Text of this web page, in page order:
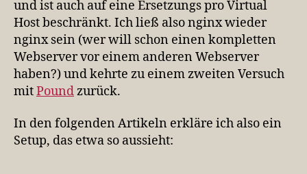
und ist auch auf eine Ersetzungs pro Virtual
Host beschränkt. Ich ließ also nginx wieder
nginx sein (wer will schon einen kompletten
Webserver vor einem anderen Webserver
haben?) und kehrte zu einem zweiten Versuch
mitPoundzurück.
In den folgenden Artikeln erkläre ich also ein
Setup, das etwa so aussieht: